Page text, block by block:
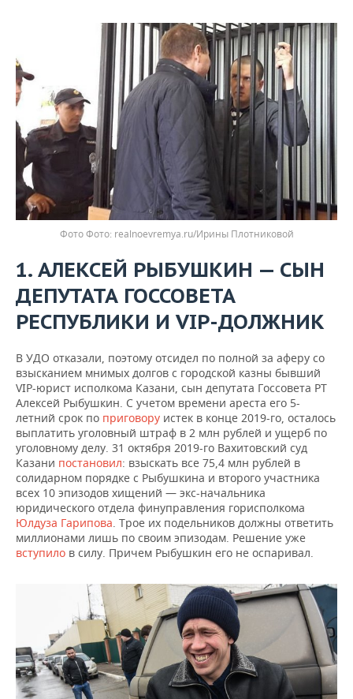
Фото realnoevremya.ru/Ирины Плотниковой
1. АЛЕКСЕЙ РЫБУШКИН — СЫН
ДЕПУТАТА ГОССОВЕТА
РЕСПУБЛИКИ И VIP-ДОЛЖНИК
В УДО отказали, поэтому отсидел по полной за аферу со
взысканием мнимых долгов с городской казны бывший
VIP-юрист исполкома Казани, сын депутата Госсовета РТ
Алексей Рыбушкин. С учетом времени ареста его 5-
летний срок по приговору истек в конце 2019-го, осталось
выплатить уголовный штраф в 2 млн рублей и ущерб по
уголовному делу. 31 октября 2019-го Вахитовский суд
Казани постановил: взыскать все 75,4 млн рублей в
солидарном порядке с Рыбушкина и второго участника
всех 10 эпизодов хищений — экс-начальника
юридического отдела финуправления горисполкома
Юлдуза Гарипова. Трое их подельников должны ответить
миллионами лишь по своим эпизодам. Решение уже
вступило в силу. Причем Рыбушкин его не оспаривал.